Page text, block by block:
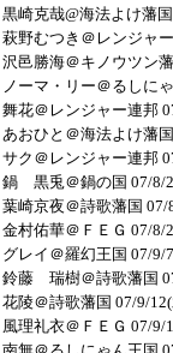
黒崎克哉@海法よけ藩国
萩野むつき＠レンジャ
沢邑勝海＠キノウツン
ノーマ・リー＠るしに
舞花＠レンジャー連邦
あおひと＠海法よけ藩国
サク＠レンジャー連邦
鍋 黒兎＠鍋の国 07/8/
葉崎京夜＠詩歌藩国 07/
金村佑華＠ＦＥＧ 07/8/
グレイ＠羅幻王国 07/9/
鈴藤 瑞樹＠詩歌藩国
花陵＠詩歌藩国 07/9/
風理礼衣＠ＦＥＧ 07/9/